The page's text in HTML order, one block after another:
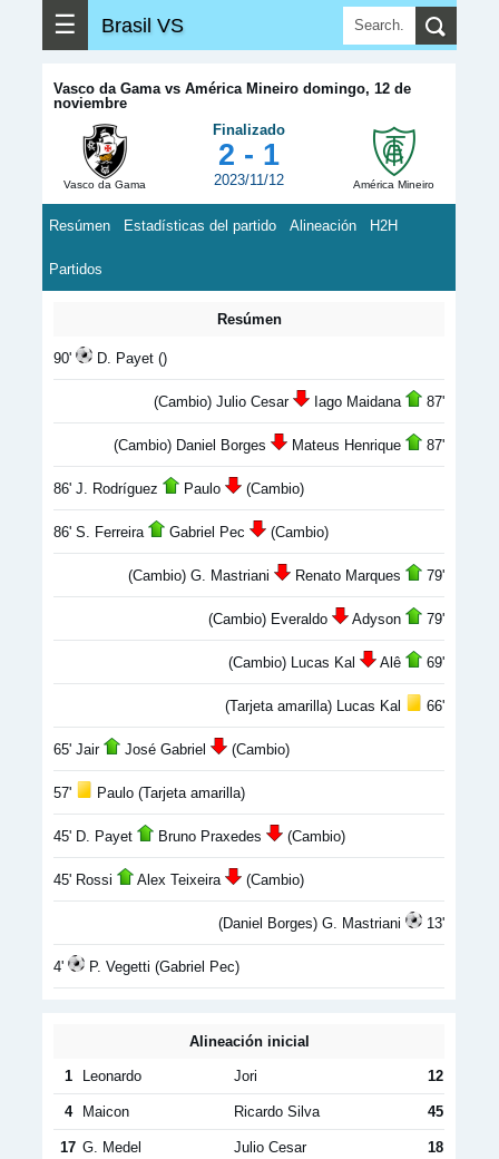
☰ Brasil VS
Vasco da Gama vs América Mineiro domingo, 12 de
noviembre
Vasco da Gama
Finalizado
2 - 1
2023/11/12 América Mineiro
Resúmen Estadísticas del partido Alineación H2H
Partidos
Resúmen
90' D. Payet ()
(Cambio) Julio Cesar Iago Maidana 87'
(Cambio) Daniel Borges Mateus Henrique 87'
86' J. Rodríguez Paulo (Cambio)
86' S. Ferreira Gabriel Pec (Cambio)
(Cambio) G. Mastriani Renato Marques 79'
(Cambio) Everaldo Adyson 79'
(Cambio) Lucas Kal Alê 69'
(Tarjeta amarilla) Lucas Kal 66'
65' Jair José Gabriel (Cambio)
57' Paulo (Tarjeta amarilla)
45' D. Payet Bruno Praxedes (Cambio)
45' Rossi Alex Teixeira (Cambio)
(Daniel Borges) G. Mastriani 13'
4' P. Vegetti (Gabriel Pec)
Alineación inicial
1 Leonardo Jori 12
4 Maicon Ricardo Silva 45
17 G. Medel Julio Cesar 18